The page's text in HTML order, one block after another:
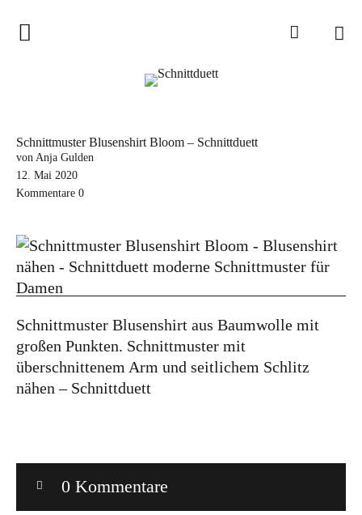
Home
Schnittduett Magazin
Sewalong
Stoffempfehlungen
Tipps zur Schnittanpassung
Wir sagen Danke und Good
Schnittmuster Blusenshirt Bloom – Schnittduett
von Anja Gulden
12. Mai 2020
Kommentare 0
Schnittmuster Blusenshirt aus Baumwolle mit
großen Punkten. Schnittmuster mit
überschnittenem Arm und seitlichem Schlitz
nähen – Schnittduett
0 Kommentare